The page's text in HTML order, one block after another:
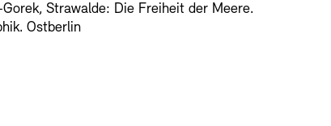
Strawalde: Die Freiheit der Meere.
Ostberlin